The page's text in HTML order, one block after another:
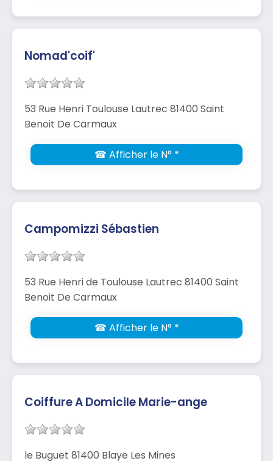
Nomad'coif'
53 Rue Henri Toulouse Lautrec 81400 Saint
Benoit De Carmaux
☎ Afficher le N° *
Campomizzi Sébastien
53 Rue Henri de Toulouse Lautrec 81400 Saint
Benoit De Carmaux
☎ Afficher le N° *
Coiffure A Domicile Marie-ange
le Buguet 81400 Blaye Les Mines